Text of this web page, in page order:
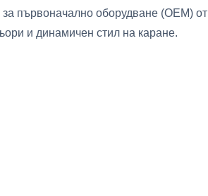
първоначално оборудване (OEM) от
и динамичен стил на каране.